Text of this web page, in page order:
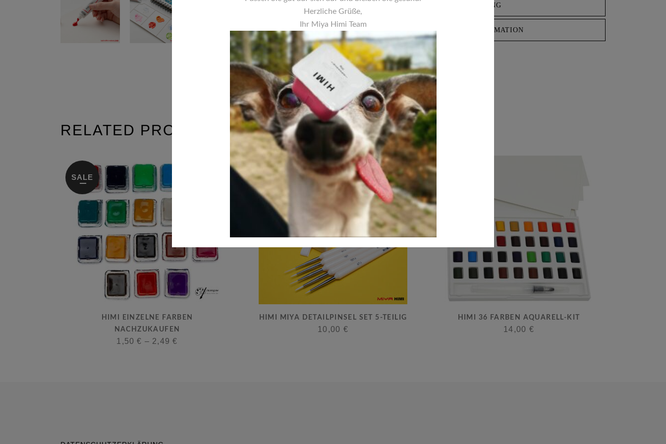
BESCHREIBUNG
ADDITIONAL INFORMATION
RELATED PRODUCTS
SALE
HIMI EINZELNE FARBEN
NACHZUKAUFEN
1,50€ – 2,49€
HIMI MIYA DETAILPINSEL SET 5-TEILIG
10,00 €
HIMI 36 FARBEN AQUARELL-KIT
14,00 €
Herzliche Grüße,
Ihr Miya Himi Team